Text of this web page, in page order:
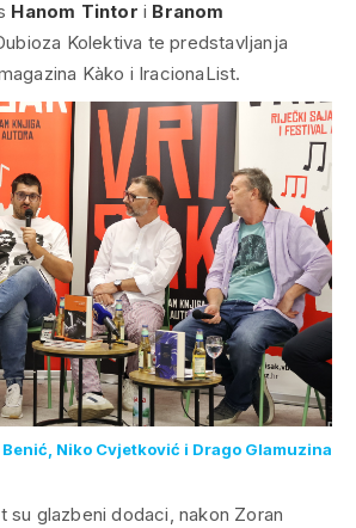
Hanom Tintor i Branom
Kolektiva te predstavljanja
Kàko i IracionaList.
Niko Cvjetković i Drago Glamuzina
su glazbeni dodaci, nakon Zoran